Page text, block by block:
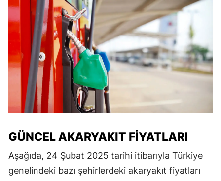
GÜNCEL AKARYAKIT FIYATLARI
Aşağıda, 24 Şubat 2025 tarihi itibarıyla Türkiye
genelindeki bazı şehirlerdeki akaryakıt fiyatları